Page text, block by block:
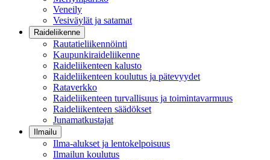
Veneily
Vesiväylät ja satamat
Raideliikenne
Rautatieliikennöinti
Kaupunkiraideliikenne
Raideliikenteen kalusto
Raideliikenteen koulutus ja pätevyydet
Rataverkko
Raideliikenteen turvallisuus ja toimintavarmuus
Raideliikenteen säädökset
Junamatkustajat
Ilmailu
Ilma-alukset ja lentokelpoisuus
Ilmailun koulutus